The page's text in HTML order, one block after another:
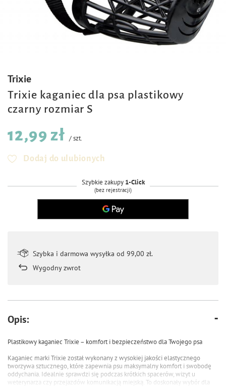
Trixie
Trixie kaganiec dla psa plastikowy
czarny rozmiar S
12,99 zł /szt.
Dodaj do ulubionych
Szybkie zakupy 1-Click
(bez rejestracji)
Szybka i darmowa wysyłka od 99,00 zł.
Wygodny zwrot
Opis:
Plastikowy kaganiec Trixie – komfort i bezpieczeństwo dla Twojego psa
Kaganiec marki Trixie został wykonany z wysokiej jakości elastycznego
tworzywa sztucznego, które zapewnia psu maksymalny komfort i swobodę
oddychania. Idealnie sprawdzi się podczas krótkich spacerów, wizyt u
weterynarza czy przejazdów komunikacją miejską. To doskonały wybór dla